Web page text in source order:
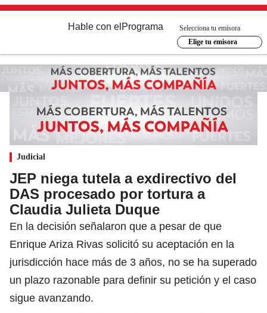
Hable con el Programa
Selecciona tu emisora
Elige tu emisora
Judicial
JEP niega tutela a exdirectivo del
DAS procesado por tortura a
Claudia Julieta Duque
En la decisión señalaron que a pesar de que
Enrique Ariza Rivas solicitó su aceptación en la
jurisdicción hace más de 3 años, no se ha superado
un plazo razonable para definir su petición y el caso
sigue avanzando.